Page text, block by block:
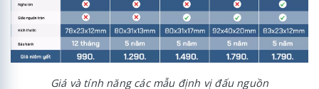
Giá và tính năng các mẫu định vị đấu nguồn